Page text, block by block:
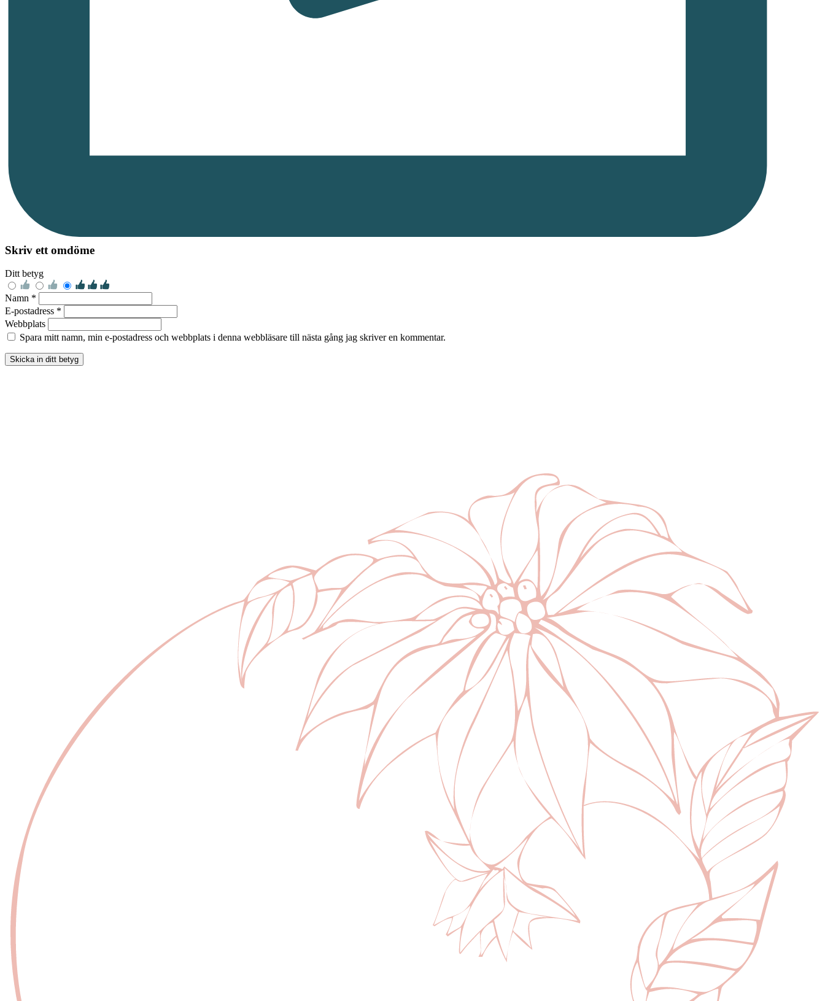
Skriv ett omdöme
Ditt betyg
Namn *
E-postadress *
Webbplats
Spara mitt namn, min e-postadress och webbplats i denna webbläsare till nästa gång jag skriver en kommentar.